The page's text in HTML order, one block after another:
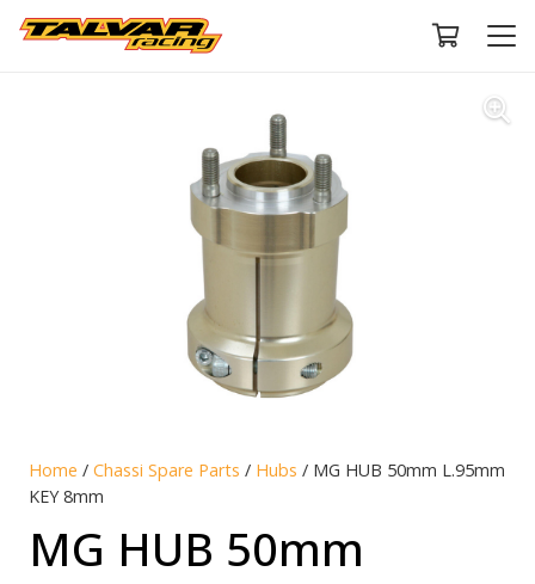
Home / Chassi Spare Parts / Hubs / MG HUB 50mm L.95mm
KEY 8mm
MG HUB 50mm